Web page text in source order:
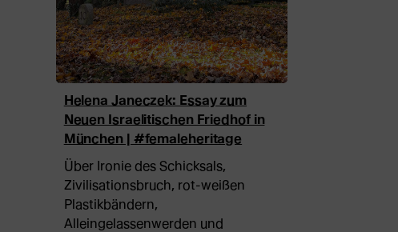
Helena Janeczek: Essay zum
Neuen Israelitischen Friedhof in
München | #femaleheritage
Über Ironie des Schicksals,
Zivilisationsbruch, rot-weißen
Plastikbändern,
Alleingelassenwerden und